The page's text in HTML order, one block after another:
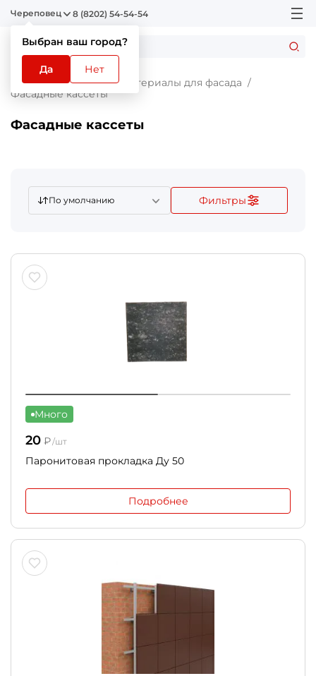
Череповец
Выбран ваш город?
Да Нет
8 (8202) 54-54-54
Главная Каталог
Материалы для фасада
Фасадные кассеты
Фасадные кассеты
По умолчанию Фильтры
Много
20 ₽/шт
Паронитовая прокладка Ду 50
Подробнее